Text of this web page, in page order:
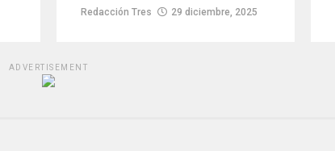
Redacción Tres 29 diciembre, 2025
ADVERTISEMENT